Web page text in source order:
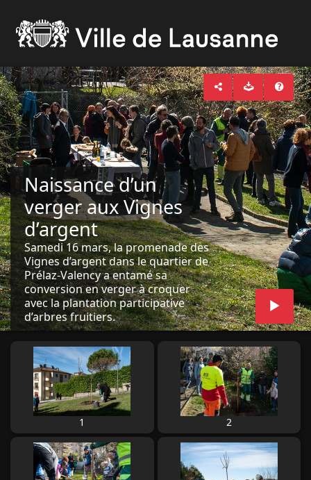
Naissance d’un
verger aux Vignes
d’argent
Samedi 16 mars, la promenade des
Vignes d’argent dans le quartier de
Prélaz-Valency a entamé sa
conversion en verger à croquer
avec la plantation participative
d’arbres fruitiers.
1 2